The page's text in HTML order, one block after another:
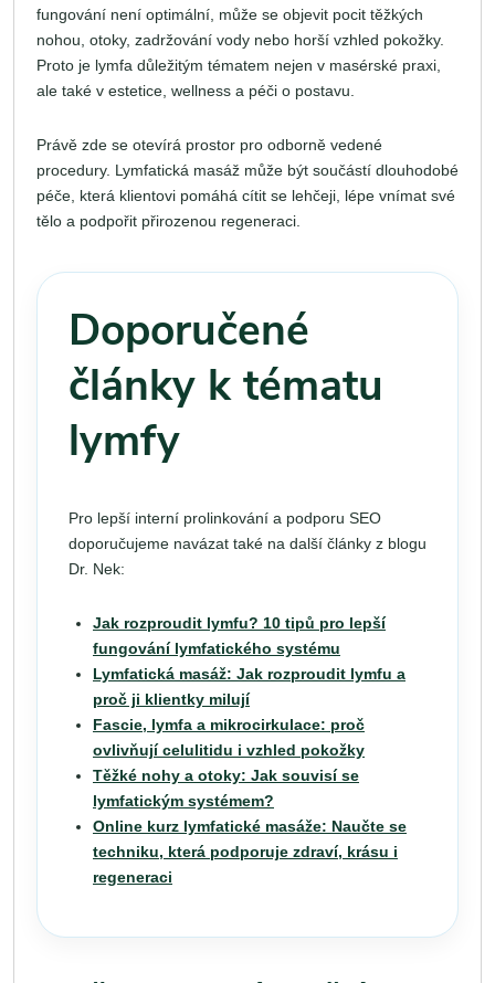
fungování není optimální, může se objevit pocit těžkých
nohou, otoky, zadržování vody nebo horší vzhled pokožky.
Proto je lymfa důležitým tématem nejen v masérské praxi,
ale také v estetice, wellness a péči o postavu.
Právě zde se otevírá prostor pro odborně vedené
procedury. Lymfatická masáž může být součástí dlouhodobé
péče, která klientovi pomáhá cítit se lehčeji, lépe vnímat své
tělo a podpořit přirozenou regeneraci.
Doporučené
články k tématu
lymfy
Pro lepší interní prolinkování a podporu SEO
doporučujeme navázat také na další články z blogu
Dr. Nek:
Jak rozproudit lymfu? 10 tipů pro lepší
fungování lymfatického systému
Lymfatická masáž: Jak rozproudit lymfu a
proč ji klientky milují
Fascie, lymfa a mikrocirkulace: proč
ovlivňují celulitidu i vzhled pokožky
Těžké nohy a otoky: Jak souvisí se
lymfatickým systémem?
Online kurz lymfatické masáže: Naučte se
techniku, která podporuje zdraví, krásu i
regeneraci